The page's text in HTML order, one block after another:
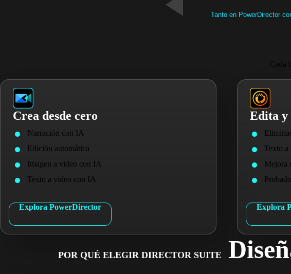
Tanto en PowerDirector
Cada
Crea desde cero
Narración con IA
Edición automática
Imagen a video con IA
Texto a video con IA
Explora PowerDirector
Edita y
Texto a
Mejora
Explora
POR QUÉ ELEGIR DIRECTOR SUITE